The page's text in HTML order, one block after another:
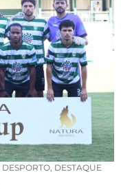
DESPORTO, DESTAQUE